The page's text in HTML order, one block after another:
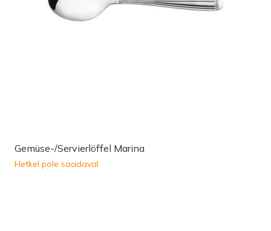
Gemüse-/Servierlöffel Marina
Hetkel pole saadaval